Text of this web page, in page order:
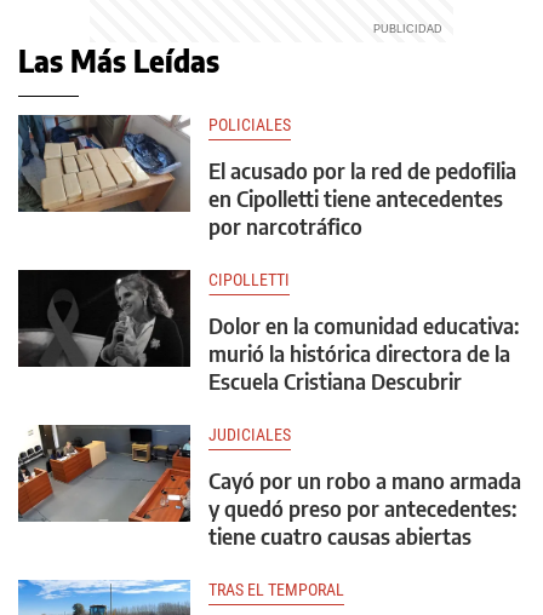
Las Más Leídas
POLICIALES
El acusado por la red de pedofilia
en Cipolletti tiene antecedentes
por narcotráfico
CIPOLLETTI
Dolor en la comunidad educativa:
murió la histórica directora de la
Escuela Cristiana Descubrir
JUDICIALES
Cayó por un robo a mano armada
y quedó preso por antecedentes:
tiene cuatro causas abiertas
TRAS EL TEMPORAL